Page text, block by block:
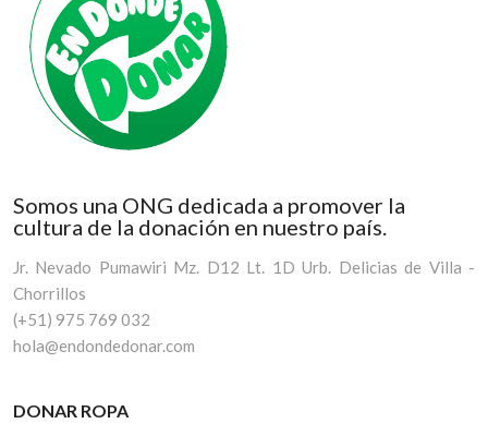
Somos una ONG dedicada a promover la
cultura de la donación en nuestro país.
Jr. Nevado Pumawiri Mz. D12 Lt. 1D Urb. Delicias de Villa -
Chorrillos
(+51) 975 769 032
hola@endondedonar.com
DONAR ROPA